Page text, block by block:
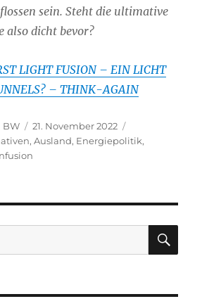
sein. Steht die ultimative
also dicht bevor?
LIGHT FUSION – EIN LICHT
– THINK-AGAIN
BW
Veröffentlicht
am
21. November 2022
,Ausland, Energiepolitik,